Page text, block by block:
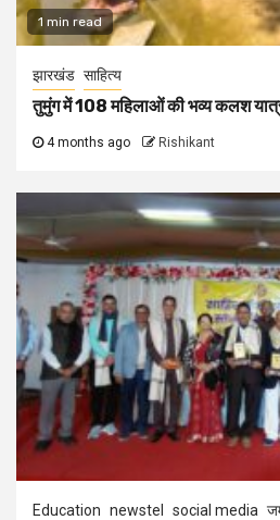
1 min read
झारखंड साहित्य
तुमुंग में 108 महिलाओं की भव्य कलश
4 months ago Rishikant
Education newstel social media